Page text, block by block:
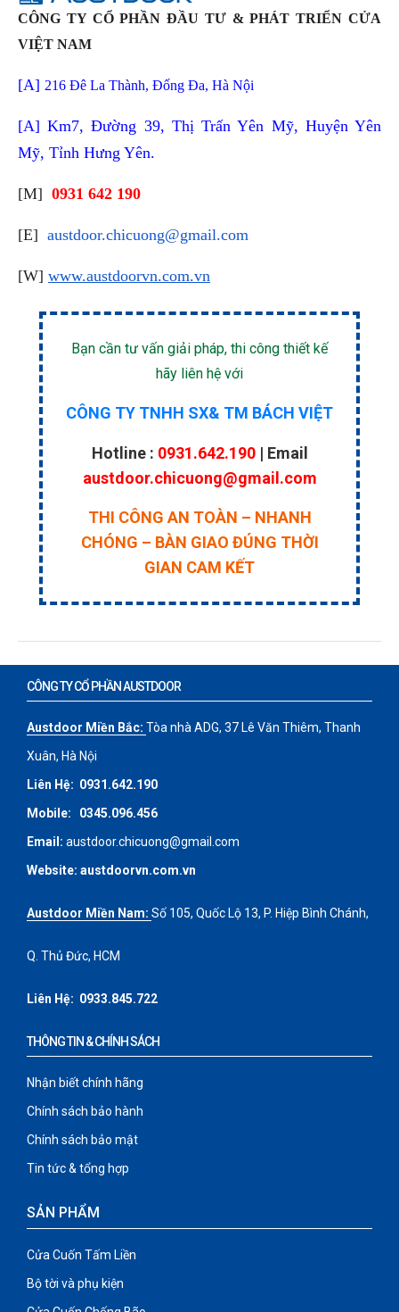
CÔNG TY CỔ PHẦN ĐẦU TƯ & PHÁT TRIỂN CỬA
VIỆT NAM
[A] 216 Đê La Thành, Đống Đa, Hà Nội
[A] Km7, Đường 39, Thị Trấn Yên Mỹ, Huyện Yên
Mỹ, Tỉnh Hưng Yên.
[M] 0931 642 190
[E] austdoor.chicuong@gmail.com
[W] www.austdoorvn.com.vn
Bạn cần tư vấn giải pháp, thi công thiết kế
hãy liên hệ với
CÔNG TY TNHH SX& TM BÁCH VIỆT
Hotline : 0931.642.190| Email
austdoor.chicuong@gmail.com
THI CÔNG AN TOÀN – NHANH
CHÓNG – BÀN GIAO ĐÚNG THỜI
GIAN CAM KẾT
CÔNG TY CỔ PHẦN AUSTDOOR
Austdoor Miền Bắc: Tòa nhà ADG, 37 Lê Văn Thiêm, Thanh
Xuân, Hà Nội
Liên Hệ: 0931.642.190
Mobile:
0345.096.456
Email: austdoor.chicuong@gmail.com
Website: austdoorvn.com.vn
Austdoor Miền Nam: Số 105, Quốc Lộ 13, P. Hiệp Bình Chánh,
Q. Thủ Đức, HCM
Liên Hệ: 0933.845.722
THÔNG TIN & CHÍNH SÁCH
Nhận biết chính hãng
Chính sách bảo hành
Chính sách bảo mật
Tin tức & tổng hợp
SẢN PHẨM
Cửa Cuốn Tấm Liền
Bộ tời và phụ kiện